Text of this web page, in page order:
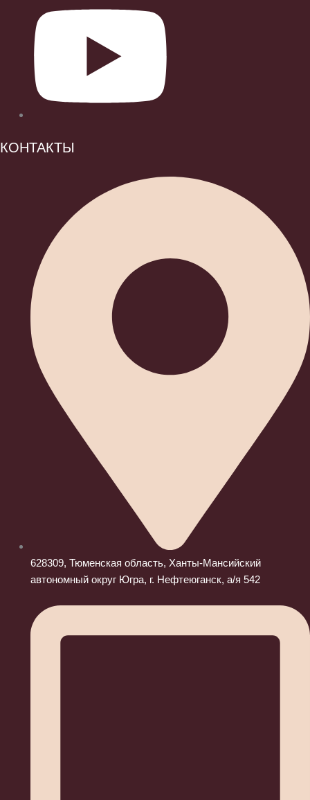
КОНТАКТЫ
628309, Тюменская область, Ханты-Мансийский
автономный округ Югра, г. Нефтеюганск, а/я 542